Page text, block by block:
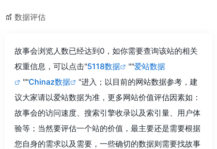
数据评估
故事会浏览人数已经达到0，如你需要查询该站的相关
权重信息，可以点击"5118数据 ""爱站数据
""Chinaz数据
"进入；以目前的网站数据参考，建
议大家请以爱站数据为准，更多网站价值评估因素如：
故事会的访问速度、搜索引擎收录以及索引量、用户体
验等；当然要评估一个站的价值，最主要还是需要根据
您自身的需求以及需要，一些确切的数据则需要找故事